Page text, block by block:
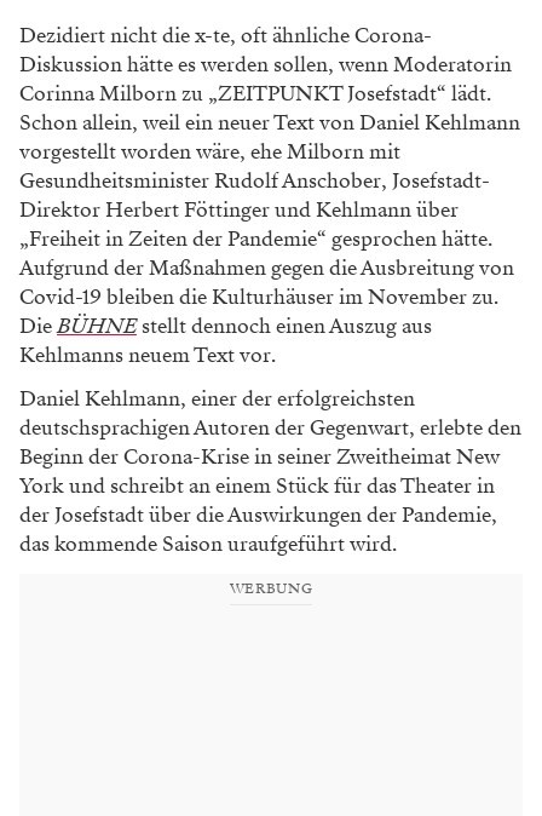
Dezidiert nicht die x-te, oft ähnliche Corona-
Diskussion hätte es werden sollen, wenn Moderatorin
Corinna Milborn zu „ZEITPUNKT Josefstadt“ lädt.
Schon allein, weil ein neuer Text von Daniel Kehlmann
vorgestellt worden wäre, ehe Milborn mit
Gesundheitsminister Rudolf Anschober, Josefstadt-
Direktor Herbert Föttinger und Kehlmann über
„Freiheit in Zeiten der Pandemie“ gesprochen hätte.
Aufgrund der Maßnahmen gegen die Ausbreitung von
Covid-19 bleiben die Kulturhäuser im November zu.
DieBÜHNEstellt dennoch einen Auszug aus
Kehlmanns neuem Text vor.
Daniel Kehlmann, einer der erfolgreichs­ten
deutschsprachigen Autoren der Gegenwart, erlebte den
Beginn der Corona-Krise in seiner Zweitheimat New
York und schreibt an einem Stück für das Theater in
der Josefstadt über die Auswirkungen der Pandemie,
das kommende Saison uraufgeführt wird.
WERBUNG